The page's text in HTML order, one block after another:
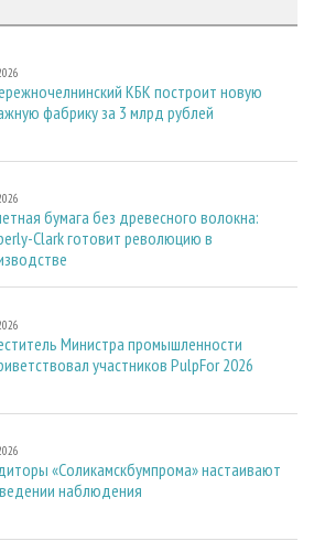
КБК построит новую
фабрику за 3 млрд рублей
бумага без древесного волокна:
Clark готовит революцию в
Министра промышленности
участников PulpFor 2026
«Соликамскбумпрома» настаивают
наблюдения